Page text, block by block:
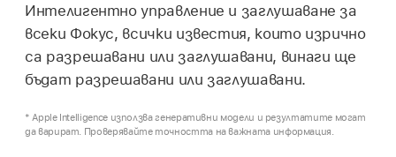
Интелигентно управление и заглушаване за
всеки Фокус, всички известия, които изрично
са разрешавани или заглушавани, винаги ще
бъдат разрешавани или заглушавани.
* Apple Intelligence използва генеративни модели и резултатите могат
да варират. Проверявайте точността на важната информация.